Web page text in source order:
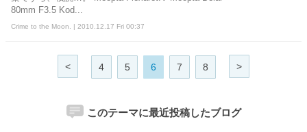
80mm F3.5 Kod...
Crime to the Moon. | 2010.12.17 Fri 00:37
< 4 5 6 7 8 >
このテーマに最近投稿したブログ